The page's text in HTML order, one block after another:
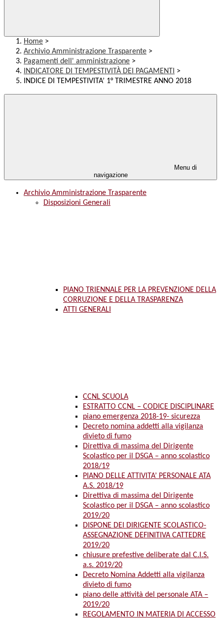
Home >
Archivio Amministrazione Trasparente >
Pagamenti dell' amministrazione >
INDICATORE DI TEMPESTIVITÀ DEI PAGAMENTI >
INDICE DI TEMPESTIVITA’ 1° TRIMESTRE ANNO 2018
Menu di
navigazione
Archivio Amministrazione Trasparente
Disposizioni Generali
PIANO TRIENNALE PER LA PREVENZIONE DELLA
CORRUZIONE E DELLA TRASPARENZA
ATTI GENERALI
CCNL SCUOLA
ESTRATTO CCNL – CODICE DISCIPLINARE
piano emergenza 2018-19- sicurezza
Decreto nomina addetti alla vigilanza
divieto di fumo
Direttiva di massima del Dirigente
Scolastico per il DSGA – anno scolastico
2018/19
PIANO DELLE ATTIVITA’ PERSONALE ATA
A.S. 2018/19
Direttiva di massima del Dirigente
Scolastico per il DSGA – anno scolastico
2019/20
DISPONE DEI DIRIGENTE SCOLASTICO-
ASSEGNAZIONE DEFINITIVA CATTEDRE
2019/20
chiusure prefestive deliberate dal C.I.S.
a.s. 2019/20
Decreto Nomina Addetti alla vigilanza
divieto di fumo
piano delle attività del personale ATA –
2019/20
REGOLAMENTO IN MATERIA DI ACCESSO